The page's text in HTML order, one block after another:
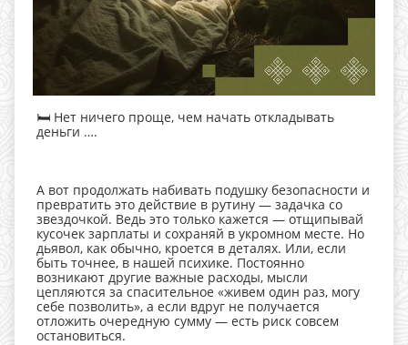
🛏 Нет ничего проще, чем начать откладывать
деньги ….
А вот продолжать набивать подушку безопасности и
превратить это действие в рутину — задачка со
звездочкой. Ведь это только кажется — отщипывай
кусочек зарплаты и сохраняй в укромном месте. Но
дьявол, как обычно, кроется в деталях. Или, если
быть точнее, в нашей психике. Постоянно
возникают другие важные расходы, мысли
цепляются за спасительное «живем один раз, могу
себе позволить», а если вдруг не получается
отложить очередную сумму — есть риск совсем
остановиться.